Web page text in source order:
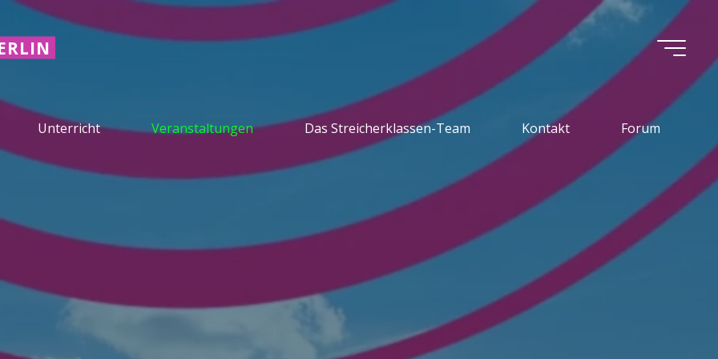
Unterricht Veranstaltungen Das Streicherklassen-Team Kontakt Forum